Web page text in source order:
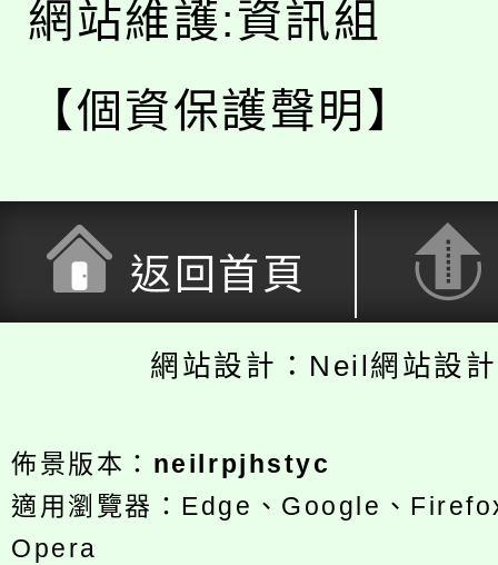
網站維護:資訊組
【個資保護聲明】
返回首頁
網站設計：Neil網站設
佈景版本： neilrpjhstyc
適用瀏覽器：Edge、Google、
Opera